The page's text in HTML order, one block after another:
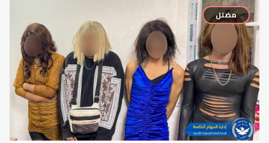
مضلل